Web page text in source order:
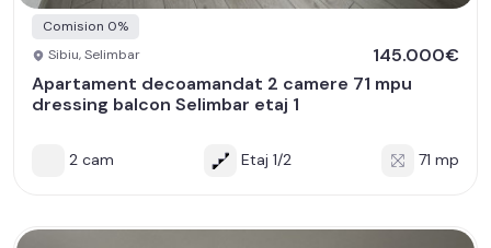
Comision 0%
Sibiu, Selimbar
145.000€
Apartament decoamandat 2 camere 71 mpu
dressing balcon Selimbar etaj 1
2 cam Etaj 1/2 71 mp